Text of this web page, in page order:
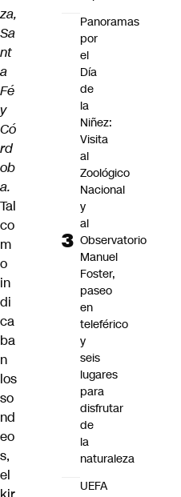
za,
Sa
nt
a
Fé
y
Có
rd
ob
a.
Tal
co
m
o
in
di
ca
ba
n
los
so
nd
eo
s,
el
Panoramas
por
el
Día
de
la
Niñez:
Visita
al
Zoológico
Nacional
y
al
Observatorio
Manuel
Foster,
paseo
en
teleférico
y
seis
lugares
para
disfrutar
de
la
naturaleza
UEFA